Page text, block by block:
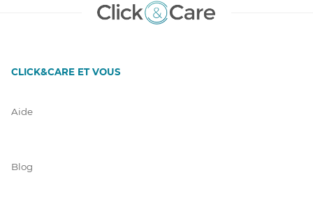
CLICK&CARE ET VOUS
Aide
Blog